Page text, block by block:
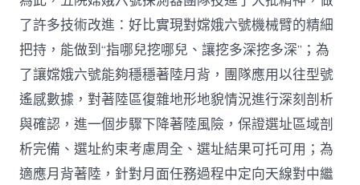
了許多技術改進：好比實現對嫦娥六號機械臂的精細
把持，能做到“指哪兒挖哪兒、讓挖多深挖多深”；為
了讓嫦娥六號能夠穩穩著陸月背，團隊應用以往型號
遙感數據，對著陸區復雜地形地貌情況進行深刻剖析
與確認，進一個步驟下降著陸風險，保證選址區域剖
析完備、選址約束考慮周全、選址結果可托可用；為
適應月背著陸，針對月面任務過程中定向天線對中繼